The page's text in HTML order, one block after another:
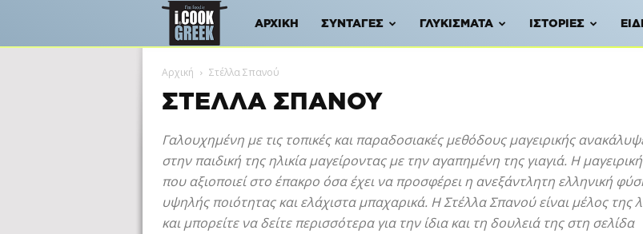
iCookGreek
ΑΡΧΙΚΉ ΣΥΝΤΑΓΈΣ ΓΛΥΚΊΣΜΑΤΑ ΙΣΤΟΡΊΕΣ
Αρχική Στέλλα Σπανού
ΣΤΈΛΛΑ ΣΠΑΝΟΎ
Γαλουχημένη με τις τοπικές και παραδοσιακές μεθόδους μαγειρικής
στην παιδική της ηλικία μαγείροντας με την αγαπημένη της γιαγιά. Η
που αξιοποιεί στο έπακρο όσα έχει να προσφέρει η ανεξάντλητη ελληνική
υψηλής ποιότητας και ελάχιστα μπαχαρικά. Η Στέλλα Σπανού είναι μέλος της
και μπορείτε να δείτε περισσότερα για την ίδια και τη δουλειά της στη σελίδα